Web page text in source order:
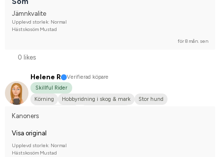
Jämnkvalite
Upplevd storlek: Normal
Hästskosöm Mustad
för 8 mån. sen
0 likes
Helene R
Verifierad köpare
Skillful Rider
Körning
Hobbyridning i skog & mark
Stor hund
Kanoners
Visa original
Upplevd storlek: Normal
Hästskosöm Mustad